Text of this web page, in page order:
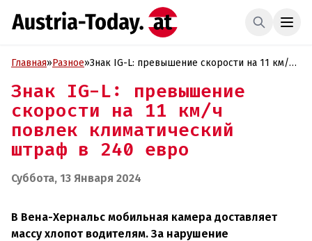
Главная»Разное»Знак IG-L: превышение скорости на 11 км/ч
Знак IG-L: превышение
скорости на 11 км/ч
повлек климатический
штраф в 240 евро
Суббота, 13 Января 2024
В Вена-Хернальс мобильная камера доставляет
массу хлопот водителям. За нарушение